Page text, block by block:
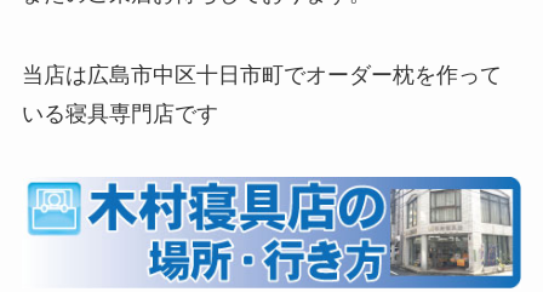
当店は広島市中区十日市町でオーダー枕を作って
いる寝具専門店です